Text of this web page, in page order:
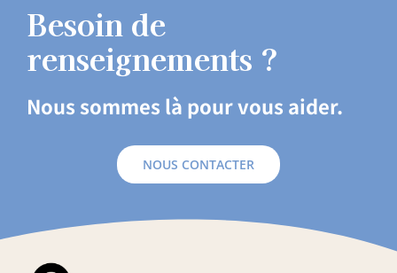
Besoin de
renseignements ?
Nous sommes là pour vous aider.
NOUS CONTACTER